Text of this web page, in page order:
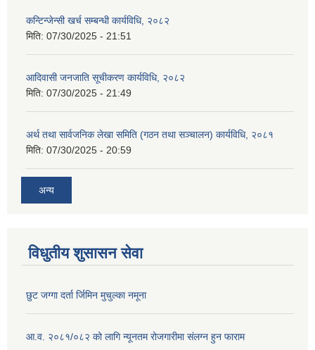
कन्टिन्जेन्सी खर्च सम्बन्धी कार्यविधि, २०८२
मिति: 07/30/2025 - 21:51
आदिवासी जनजाति सूचीकरण कार्यविधि, २०८२
मिति: 07/30/2025 - 21:49
अर्थ तथा सार्वजनिक लेखा समिति (गठन तथा सञ्चालन) कार्यविधि, २०८१
मिति: 07/30/2025 - 20:59
अन्य
विधुतीय शुसासन सेवा
छुट जग्गा दर्ता र्जिमिन मुचुल्का नमूना
आ.व. २०८१/०८२ को लागि न्यूनतम रोजगारीमा संलग्न हुन फाराम